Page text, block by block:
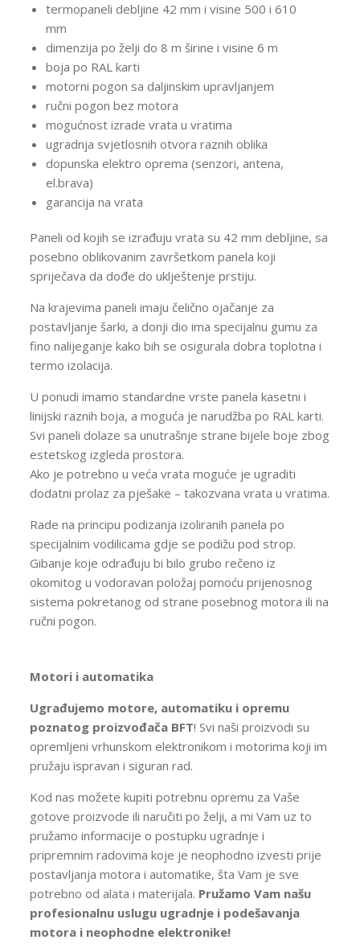
termopaneli debljine 42 mm i visine 500 i 610
mm
dimenzija po želji do 8 m širine i visine 6 m
boja po RAL karti
motorni pogon sa daljinskim upravljanjem
ručni pogon bez motora
mogućnost izrade vrata u vratima
ugradnja svjetlosnih otvora raznih oblika
dopunska elektro oprema (senzori, antena,
el.brava)
garancija na vrata
Paneli od kojih se izrađuju vrata su 42 mm debljine, sa
posebno oblikovanim završetkom panela koji
spriječava da dođe do uklještenje prstiju.
Na krajevima paneli imaju čelično ojačanje za
postavljanje šarki, a donji dio ima specijalnu gumu za
fino nalijeganje kako bih se osigurala dobra toplotna i
termo izolacija.
U ponudi imamo standardne vrste panela kasetni i
linijski raznih boja, a moguća je narudžba po RAL karti.
Svi paneli dolaze sa unutrašnje strane bijele boje zbog
estetskog izgleda prostora.
Ako je potrebno u veća vrata moguće je ugraditi
dodatni prolaz za pješake – takozvana vrata u vratima.
Rade na principu podizanja izoliranih panela po
specijalnim vodilicama gdje se podižu pod strop.
Gibanje koje odrađuju bi bilo grubo rečeno iz
okomitog u vodoravan položaj pomoću prijenosnog
sistema pokretanog od strane posebnog motora ili na
ručni pogon.
Motori i automatika
Ugrađujemo motore, automatiku i opremu
poznatog proizvođača BFT! Svi naši proizvodi su
opremljeni vrhunskom elektronikom i motorima koji im
pružaju ispravan i siguran rad.
Kod nas možete kupiti potrebnu opremu za Vaše
gotove proizvode ili naručiti po želji, a mi Vam uz to
pružamo informacije o postupku ugradnje i
pripremnim radovima koje je neophodno izvesti prije
postavljanja motora i automatike, šta Vam je sve
potrebno od alata i materijala. Pružamo Vam našu
profesionalnu uslugu ugradnje i podešavanja
motora i neophodne elektronike!